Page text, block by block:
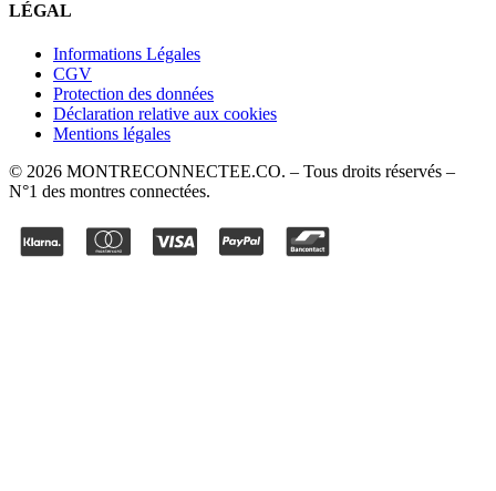
LÉGAL
Informations Légales
CGV
Protection des données
Déclaration relative aux cookies
Mentions légales
© 2026 MONTRECONNECTEE.CO. – Tous droits réservés –
N°1 des montres connectées.